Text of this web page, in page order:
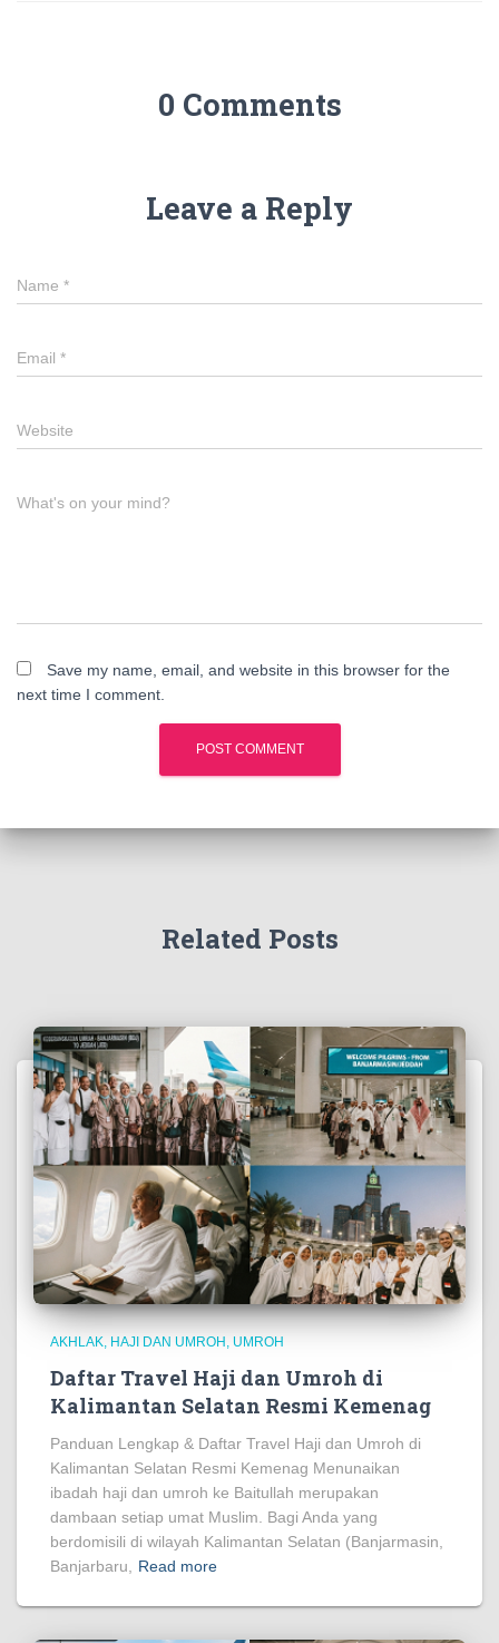
0 Comments
Leave a Reply
Name *
Email *
Website
What's on your mind?
Save my name, email, and website in this browser for the
next time I comment.
Related Posts
AKHLAK HAJI DAN UMROH UMROH
Daftar Travel Haji dan Umroh di
Kalimantan Selatan Resmi Kemenag
Panduan Lengkap & Daftar Travel Haji dan Umroh di
Kalimantan Selatan Resmi Kemenag Menunaikan
ibadah haji dan umroh ke Baitullah merupakan
dambaan setiap umat Muslim. Bagi Anda yang
berdomisili di wilayah Kalimantan Selatan (Banjarmasin,
Banjarbaru, Read more